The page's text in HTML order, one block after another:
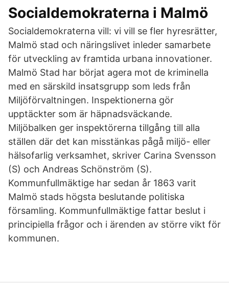
Socialdemokraterna i Malmö
Socialdemokraterna vill: vi vill se fler hyresrätter,
Malmö stad och näringslivet inleder samarbete
för utveckling av framtida urbana innovationer.
Malmö Stad har börjat agera mot de kriminella
med en särskild insatsgrupp som leds från
Miljöförvaltningen. Inspektionerna gör
upptäckter som är häpnadsväckande.
Miljöbalken ger inspektörerna tillgång till alla
ställen där det kan misstänkas pågå miljö- eller
hälsofarlig verksamhet, skriver Carina Svensson
(S) och Andreas Schönström (S).
Kommunfullmäktige har sedan år 1863 varit
Malmö stads högsta beslutande politiska
församling. Kommunfullmäktige fattar beslut i
principiella frågor och i ärenden av större vikt för
kommunen.